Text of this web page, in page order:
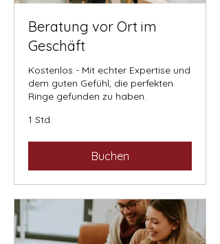
Beratung vor Ort im
Geschäft
Kostenlos - Mit echter Expertise und
dem guten Gefühl, die perfekten
Ringe gefunden zu haben.
1 Std.
Buchen